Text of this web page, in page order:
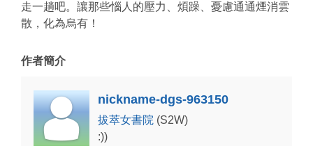
走一趟吧。讓那些惱人的壓力、煩躁、憂慮通通煙消雲
散，化為烏有！
作者簡介
nickname-dgs-963150
拔萃女書院 (S2W)
:))